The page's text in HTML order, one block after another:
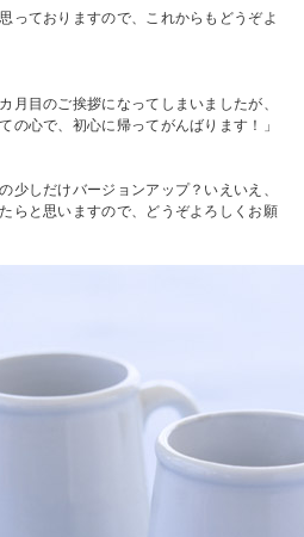
っておりますので、これからもどうぞよ
月目のご挨拶になってしまいましたが、
の心で、初心に帰ってがんばります！」
少しだけバージョンアップ？いえいえ、
らと思いますので、どうぞよろしくお願